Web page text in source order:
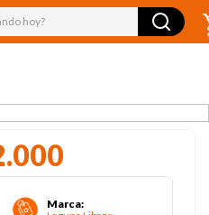
hoy?
.000
Marca: